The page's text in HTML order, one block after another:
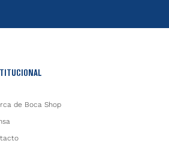
de Boca Shop